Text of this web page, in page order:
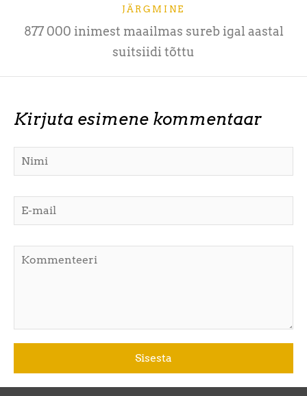
JÄRGMINE
877 000 inimest maailmas sureb igal aastal
suitsiidi tõttu
Kirjuta esimene kommentaar